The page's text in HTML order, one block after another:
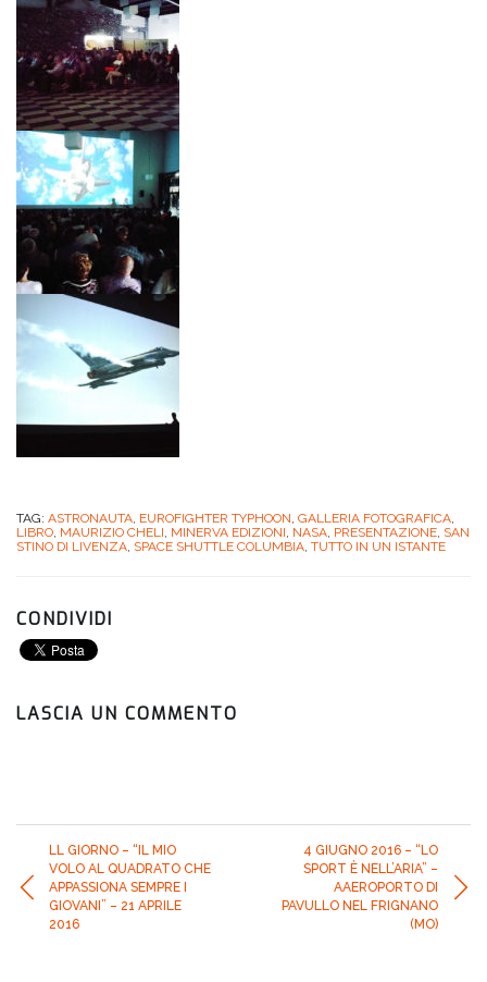
TAG: ASTRONAUTA EUROFIGHTER TYPHOON GALLERIA FOTOGRAFICA
LIBRO MAURIZIO CHELI MINERVA EDIZIONI NASA PRESENTAZIONE SAN
STINO DI LIVENZA SPACE SHUTTLE COLUMBIA TUTTO IN UN ISTANTE
CONDIVIDI
LASCIA UN COMMENTO
LL GIORNO – “IL MIO
VOLO AL QUADRATO CHE
APPASSIONA SEMPRE I
GIOVANI” – 21 APRILE
2016
4 GIUGNO 2016 – “LO
SPORT È NELL’ARIA” –
AAEROPORTO DI
PAVULLO NEL FRIGNANO
(MO)